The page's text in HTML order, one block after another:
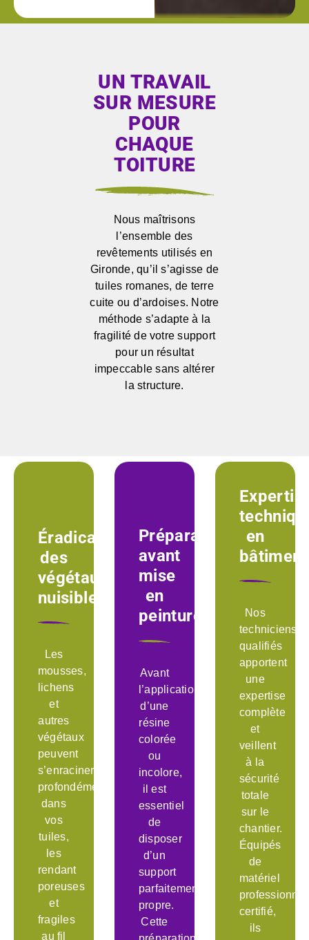
UN TRAVAIL
SUR MESURE
POUR
CHAQUE
TOITURE
Nous maîtrisons
l’ensemble des
revêtements utilisés en
Gironde, qu’il s’agisse de
tuiles romanes, de terre
cuite ou d’ardoises. Notre
méthode s’adapte à la
fragilité de votre support
pour un résultat
impeccable sans altérer
la structure.
Éradication
des
végétaux
nuisibles
Les
mousses,
lichens
et
autres
végétaux
peuvent
s’enraciner
profondément
dans
vos
tuiles,
les
rendant
poreuses
et
fragiles
au fil
Préparation
avant
mise
en
peinture
Avant
l’application
d’une
résine
colorée
ou
incolore,
il est
essentiel
de
disposer
d’un
support
parfaitement
propre.
Cette
en
bâtiment
Nos
techniciens
qualifiés
apportent
une
expertise
complète
et
veillent
à la
sécurité
totale
sur le
chantier.
Équipés
de
matériel
professionnel
certifié,
ils